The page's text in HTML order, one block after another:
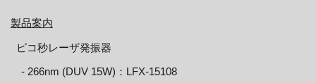
製品案内
ピコ秒レーザ発振器
‐ 266nm (DUV 15W)：LFX-15108